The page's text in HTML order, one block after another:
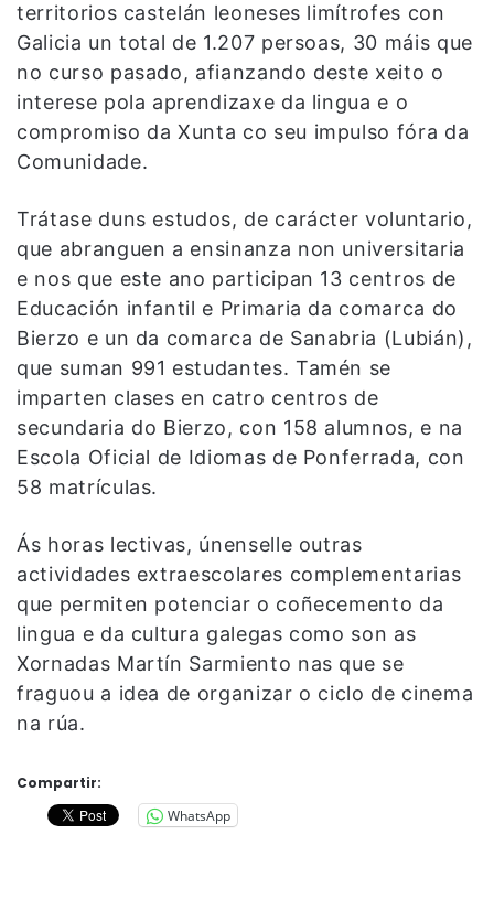
territorios castelán leoneses limítrofes con
Galicia un total de 1.207 persoas, 30 máis que
no curso pasado, afianzando deste xeito o
interese pola aprendizaxe da lingua e o
compromiso da Xunta co seu impulso fóra da
Comunidade.
Trátase duns estudos, de carácter voluntario,
que abranguen a ensinanza non universitaria
e nos que este ano participan 13 centros de
Educación infantil e Primaria da comarca do
Bierzo e un da comarca de Sanabria (Lubián),
que suman 991 estudantes. Tamén se
imparten clases en catro centros de
secundaria do Bierzo, con 158 alumnos, e na
Escola Oficial de Idiomas de Ponferrada, con
58 matrículas.
Ás horas lectivas, únenselle outras
actividades extraescolares complementarias
que permiten potenciar o coñecemento da
lingua e da cultura galegas como son as
Xornadas Martín Sarmiento nas que se
fraguou a idea de organizar o ciclo de cinema
na rúa.
Compartir:
WhatsApp